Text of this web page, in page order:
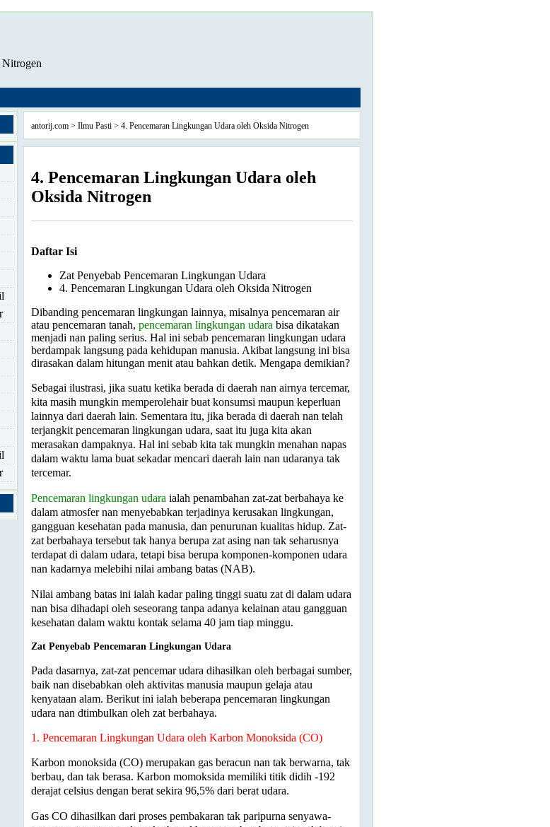
Nitrogen
antorij.com >Ilmu Pasti > 4. Pencemaran Lingkungan Udara oleh Oksida Nitrogen
4. Pencemaran Lingkungan Udara oleh
Oksida Nitrogen
Daftar Isi
Zat Penyebab Pencemaran Lingkungan Udara
4. Pencemaran Lingkungan Udara oleh Oksida Nitrogen
Dibanding pencemaran lingkungan lainnya, misalnya pencemaran air
atau pencemaran tanah,pencemaran lingkungan udarabisa dikatakan
menjadi nan paling serius. Hal ini sebab pencemaran lingkungan udara
berdampak langsung pada kehidupan manusia. Akibat langsung ini bisa
dirasakan dalam hitungan menit atau bahkan detik. Mengapa demikian?
Sebagai ilustrasi, jika suatu ketika berada di daerah nan airnya tercemar,
kita masih mungkin memperolehair buat konsumsi maupun keperluan
lainnya dari daerah lain. Sementara itu, jika berada di daerah nan telah
terjangkit pencemaran lingkungan udara, saat itu juga kita akan
merasakan dampaknya. Hal ini sebab kita tak mungkin menahan napas
dalam waktu lama buat sekadar mencari daerah lain nan udaranya tak
tercemar.
Pencemaran lingkungan udara ialah penambahan zat-zat berbahaya ke
dalam atmosfer nan menyebabkan terjadinya kerusakan lingkungan,
gangguan kesehatan pada manusia, dan penurunan kualitas hidup. Zat-
zat berbahaya tersebut tak hanya berupa zat asing nan tak seharusnya
terdapat di dalam udara, tetapi bisa berupa komponen-komponen udara
nan kadarnya melebihi nilai ambang batas (NAB).
Nilai ambang batas ini ialah kadar paling tinggi suatu zat di dalam udara
nan bisa dihadapi oleh seseorang tanpa adanya kelainan atau gangguan
kesehatan dalam waktu kontak selama 40 jam tiap minggu.
Zat Penyebab Pencemaran Lingkungan Udara
Pada dasarnya, zat-zat pencemar udara dihasilkan oleh berbagai sumber,
baik nan disebabkan oleh aktivitas manusia maupun gelaja atau
kenyataan alam. Berikut ini ialah beberapa pencemaran lingkungan
udara nan dtimbulkan oleh zat berbahaya.
1. Pencemaran Lingkungan Udara oleh Karbon Monoksida (CO)
Karbon monoksida (CO) merupakan gas beracun nan tak berwarna, tak
berbau, dan tak berasa. Karbon momoksida memiliki titik didih -192
derajat celsius dengan berat sekira 96,5% dari berat udara.
Gas CO dihasilkan dari proses pembakaran tak paripurna senyawa-